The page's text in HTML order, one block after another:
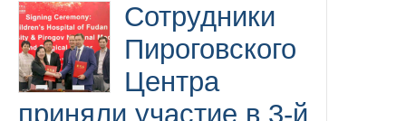
Сотрудники
Пироговского
Центра
приняли участие в 3-й